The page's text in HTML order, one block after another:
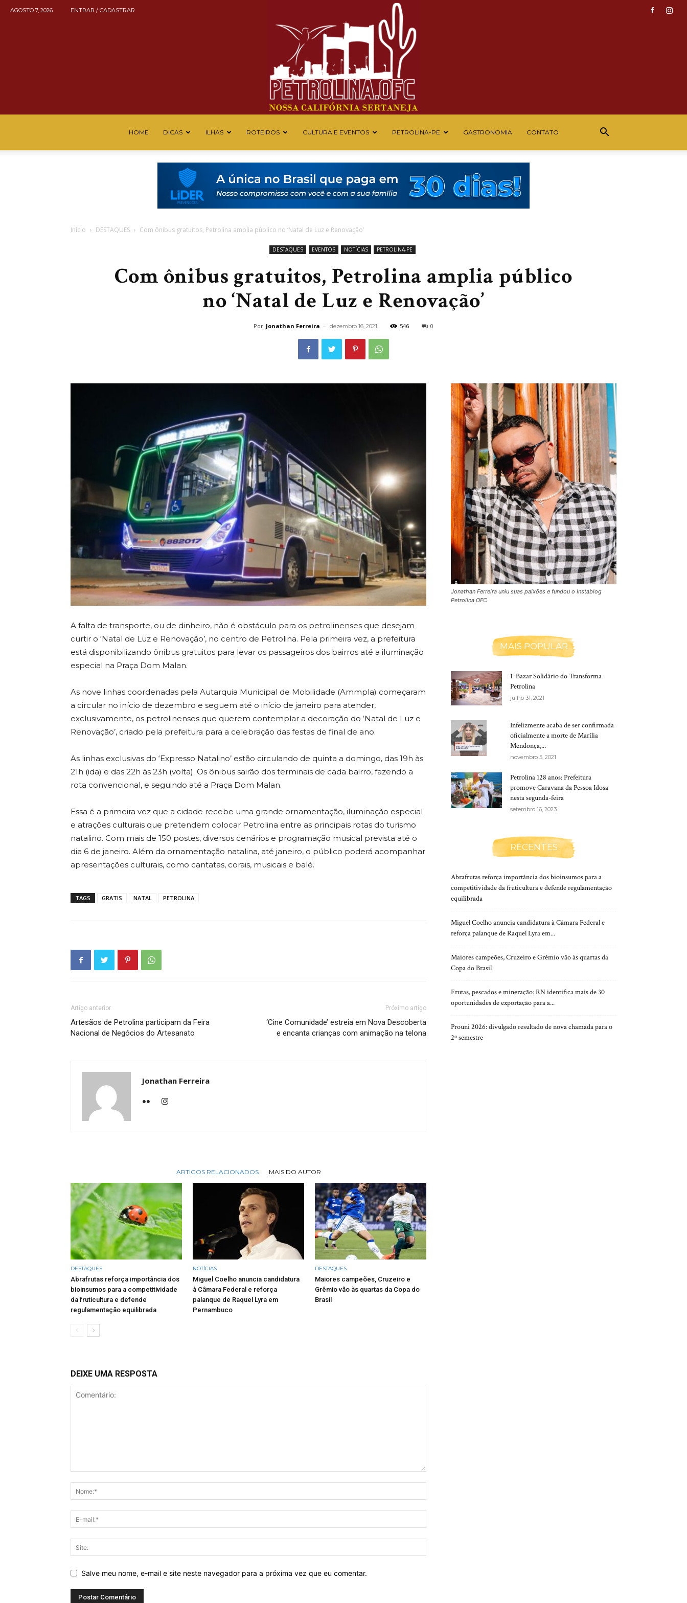
AGOSTO 7, 2026 ENTRAR / CADASTRAR
HOME DICAS ILHAS ROTEIROS CULTURA E EVENTOS PETROLINA-PE GASTRONOMIA CONTATO
Início DESTAQUES Com ônibus gratuitos, Petrolina amplia público no ‘Natal de Luz e Renovação’
DESTAQUES EVENTOS NOTÍCIAS PETROLINA-PE
Com ônibus gratuitos, Petrolina amplia público
no ‘Natal de Luz e Renovação’
Por Jonathan Ferreira - dezembro 16, 2021 546 0
A falta de transporte, ou de dinheiro, não é obstáculo para os petrolinenses que desejam
curtir o ‘Natal de Luz e Renovação’, no centro de Petrolina. Pela primeira vez, a prefeitura
está disponibilizando ônibus gratuitos para levar os passageiros dos bairros até a iluminação
especial na Praça Dom Malan.
As nove linhas coordenadas pela Autarquia Municipal de Mobilidade (Ammpla) começaram
a circular no início de dezembro e seguem até o início de janeiro para atender,
exclusivamente, os petrolinenses que querem contemplar a decoração do ‘Natal de Luz e
Renovação’, criado pela prefeitura para a celebração das festas de final de ano.
As linhas exclusivas do ‘Expresso Natalino’ estão circulando de quinta a domingo, das 19h às
21h (ida) e das 22h às 23h (volta). Os ônibus sairão dos terminais de cada bairro, fazendo a
rota convencional, e seguindo até a Praça Dom Malan.
Essa é a primeira vez que a cidade recebe uma grande ornamentação, iluminação especial
e atrações culturais que pretendem colocar Petrolina entre as principais rotas do turismo
natalino. Com mais de 150 postes, diversos cenários e programação musical prevista até o
dia 6 de janeiro. Além da ornamentação natalina, até janeiro, o público poderá acompanhar
apresentações culturais, como cantatas, corais, musicais e balé.
TAGS GRATIS NATAL PETROLINA
Artigo anterior
Artesãos de Petrolina participam da Feira
Nacional de Negócios do Artesanato
Próximo artigo
‘Cine Comunidade’ estreia em Nova Descoberta
e encanta crianças com animação na telona
Jonathan Ferreira
ARTIGOS RELACIONADOS MAIS DO AUTOR
DESTAQUES
Abrafrutas reforça importância dos
bioinsumos para a competitividade
da fruticultura e defende
regulamentação equilibrada
NOTÍCIAS
Miguel Coelho anuncia candidatura
à Câmara Federal e reforça
palanque de Raquel Lyra em
Pernambuco
DESTAQUES
Maiores campeões, Cruzeiro e
Grêmio vão às quartas da Copa do
Brasil
DEIXE UMA RESPOSTA
Salve meu nome, e-mail e site neste navegador para a próxima vez que eu comentar.
Jonathan Ferreira uniu suas paixões e fundou o Instablog
Petrolina OFC
MAIS POPULAR
1° Bazar Solidário do Transforma
Petrolina
julho 31, 2021
Infelizmente acaba de ser confirmada
oficialmente a morte de Marília
Mendonça,...
novembro 5, 2021
Petrolina 128 anos: Prefeitura
promove Caravana da Pessoa Idosa
nesta segunda-feira
setembro 16, 2023
RECENTES
Abrafrutas reforça importância dos bioinsumos para a
competitividade da fruticultura e defende regulamentação
equilibrada
Miguel Coelho anuncia candidatura à Câmara Federal e
reforça palanque de Raquel Lyra em...
Maiores campeões, Cruzeiro e Grêmio vão às quartas da
Copa do Brasil
Frutas, pescados e mineração: RN identifica mais de 30
oportunidades de exportação para a...
Prouni 2026: divulgado resultado de nova chamada para o
2º semestre